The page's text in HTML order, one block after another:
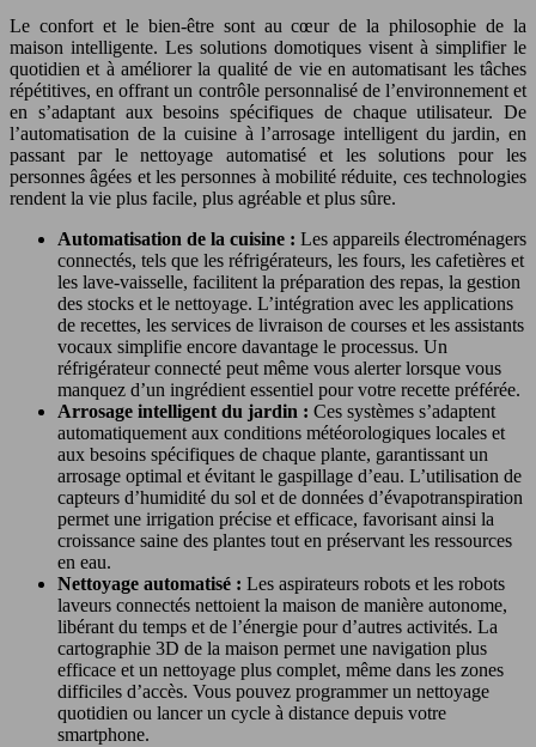
Le confort et le bien-être sont au cœur de la philosophie de la
maison intelligente. Les solutions domotiques visent à simplifier le
quotidien et à améliorer la qualité de vie en automatisant les tâches
répétitives, en offrant un contrôle personnalisé de l’environnement et
en s’adaptant aux besoins spécifiques de chaque utilisateur. De
l’automatisation de la cuisine à l’arrosage intelligent du jardin, en
passant par le nettoyage automatisé et les solutions pour les
personnes âgées et les personnes à mobilité réduite, ces technologies
rendent la vie plus facile, plus agréable et plus sûre.
Automatisation de la cuisine : Les appareils électroménagers
connectés, tels que les réfrigérateurs, les fours, les cafetières et
les lave-vaisselle, facilitent la préparation des repas, la gestion
des stocks et le nettoyage. L’intégration avec les applications
de recettes, les services de livraison de courses et les assistants
vocaux simplifie encore davantage le processus. Un
réfrigérateur connecté peut même vous alerter lorsque vous
manquez d’un ingrédient essentiel pour votre recette préférée.
Arrosage intelligent du jardin : Ces systèmes s’adaptent
automatiquement aux conditions météorologiques locales et
aux besoins spécifiques de chaque plante, garantissant un
arrosage optimal et évitant le gaspillage d’eau. L’utilisation de
capteurs d’humidité du sol et de données d’évapotranspiration
permet une irrigation précise et efficace, favorisant ainsi la
croissance saine des plantes tout en préservant les ressources
en eau.
Nettoyage automatisé : Les aspirateurs robots et les robots
laveurs connectés nettoient la maison de manière autonome,
libérant du temps et de l’énergie pour d’autres activités. La
cartographie 3D de la maison permet une navigation plus
efficace et un nettoyage plus complet, même dans les zones
difficiles d’accès. Vous pouvez programmer un nettoyage
quotidien ou lancer un cycle à distance depuis votre
smartphone.